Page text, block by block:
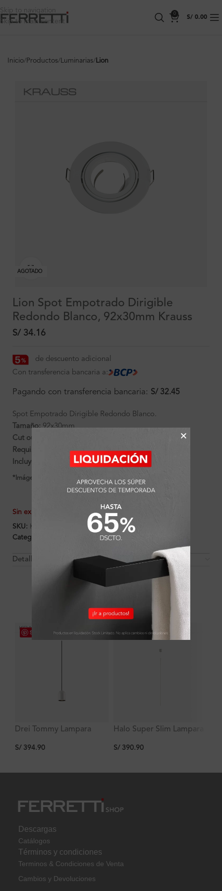
Skip to navigation
Skip to main content
0
S/ 0.00
Inicio Productos Luminarias Lion
AGOTADO
Lion Spot Empotrado Dirigible
Redondo Blanco, 92x30mm Krauss
S/ 34.16
de descuento adicional
Con transferencia bancaria a:
Pagando con transferencia bancaria: S/ 32.45
Spot Empotrado Dirigible Redondo Blanco.
Tamaño:92x30mm
Cut out ?:
Requisito Bombilla:1XGU10 (No incluye foco)
Incluye:
Socket para dicroico GU10
*Imágenes referenciales
Sin existencias
SKU: K190610
Categorías:
Luminarias
Detalles y Material
OTROS PRODUCTOS QUE PUEDEN
INTERESARTE
Save
Drei Tommy Lampara
Redonda Blanca,
S/ 394.90
Save
Halo Super Slim Lampara
Redonda Blanca,
S/390.90
Descargas
Catálogos
Términos y condiciones
Terminos & Condiciones de Venta
Cambios y Devoluciones